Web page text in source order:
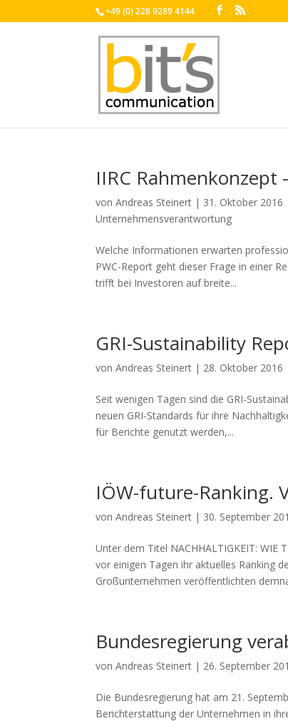
+49 (0) 228 9289 4144
IIRC
vonAndreas Steinert | 31. Oktober 2016
Unternehmensverantwortung
Welche Informationen erwarten
PWC-Report geht dieser Frage in einer
trifft bei Investoren auf breite...
GRI-Sustainability
vonAndreas Steinert | 28. Oktober 2016
Seit wenigen Tagen sind die GRI-
neuen GRI-Standards für ihre
für Berichte genutzt werden,...
IÖW-future-Ranking.
vonAndreas Steinert | 30. September
Unter dem Titel NACHHALTIGKEIT: WIE
vor einigen Tagen ihr aktuelles Ranking
Großunternehmen veröffentlichten
Bundesregierung
vonAndreas Steinert | 26. September
Die Bundesregierung hat am 21.
Berichterstattung der Unternehmen in